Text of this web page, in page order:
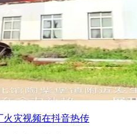
火灾视频在抖音热传